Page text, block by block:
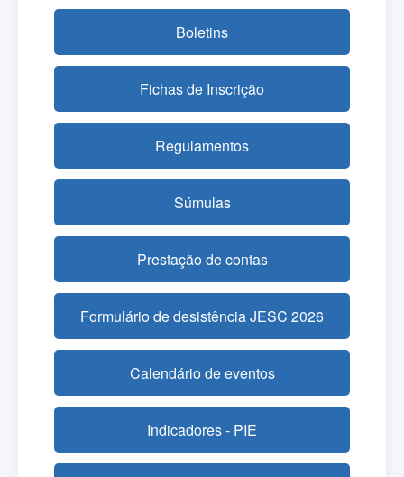
Boletins
Fichas de Inscrição
Regulamentos
Súmulas
Prestação de contas
Formulário de desistência JESC 2026
Calendário de eventos
Indicadores - PIE